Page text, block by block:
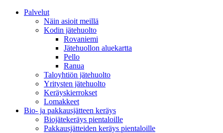
Palvelut
Näin asioit meillä
Kodin jätehuolto
Rovaniemi
Jätehuollon aluekartta
Pello
Ranua
Taloyhtiön jätehuolto
Yritysten jätehuolto
Keräyskierrokset
Lomakkeet
Bio- ja pakkausjätteen keräys
Biojätekeräys pientaloille
Pakkausjätteiden keräys pientaloille